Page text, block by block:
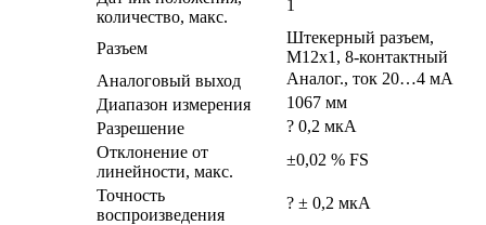
количество, макс.
1
Разъем
Штекерный разъем,
M12x1, 8-контактный
Аналоговый выход
Аналог., ток 20…4 мA
Диапазон измерения
1067 мм
Разрешение
? 0,2 мкА
Отклонение от
линейности, макс.
±0,02 % FS
Точность
воспроизведения
? ± 0,2 мкA